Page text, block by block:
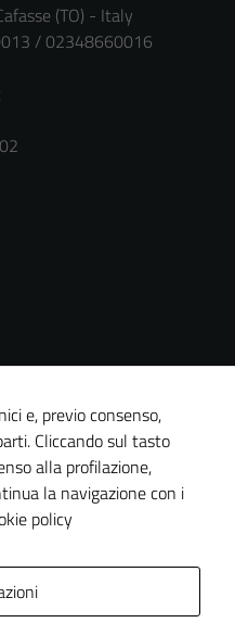
(TO) - Italy
/ 02348660016
e, previo consenso,
Cliccando sul tasto
alla profilazione,
la navigazione con i
policy